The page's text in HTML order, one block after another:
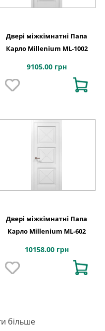
Двері міжкімнатні Папа
Карло Millenium ML-1002
9105.00 грн
Двері міжкімнатні Папа
Карло Millenium ML-602
10158.00 грн
більше